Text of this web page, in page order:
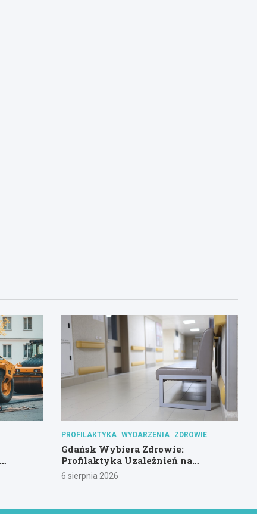
PROFILAKTYKA WYDARZENIA ZDROWIE
Gdańsk Wybiera Zdrowie:
Profilaktyka Uzależnień na
Pierwszym Planie
6 sierpnia 2026